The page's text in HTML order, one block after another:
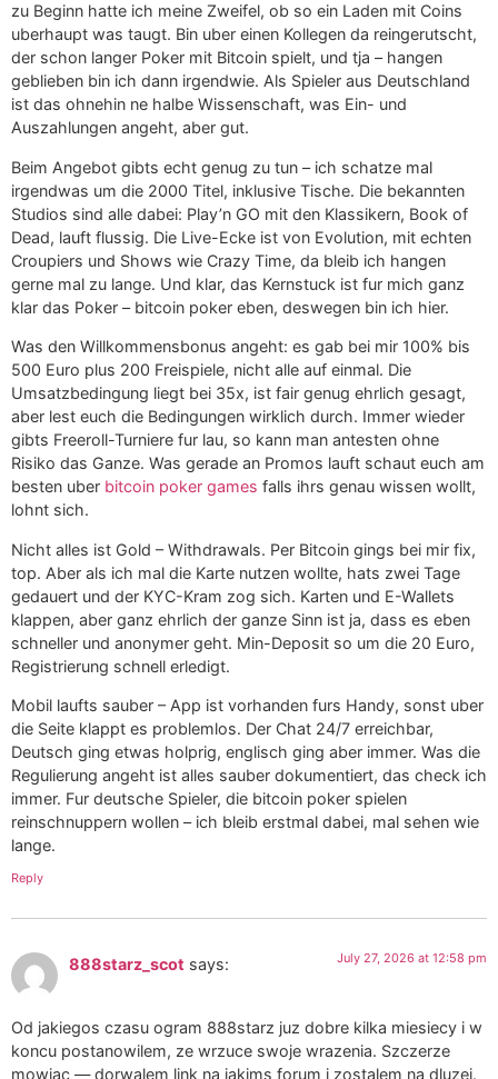
zu Beginn hatte ich meine Zweifel, ob so ein Laden mit Coins
uberhaupt was taugt. Bin uber einen Kollegen da reingerutscht,
der schon langer Poker mit Bitcoin spielt, und tja – hangen
geblieben bin ich dann irgendwie. Als Spieler aus Deutschland
ist das ohnehin ne halbe Wissenschaft, was Ein- und
Auszahlungen angeht, aber gut.
Beim Angebot gibts echt genug zu tun – ich schatze mal
irgendwas um die 2000 Titel, inklusive Tische. Die bekannten
Studios sind alle dabei: Play’n GO mit den Klassikern, Book of
Dead, lauft flussig. Die Live-Ecke ist von Evolution, mit echten
Croupiers und Shows wie Crazy Time, da bleib ich hangen
gerne mal zu lange. Und klar, das Kernstuck ist fur mich ganz
klar das Poker – bitcoin poker eben, deswegen bin ich hier.
Was den Willkommensbonus angeht: es gab bei mir 100% bis
500 Euro plus 200 Freispiele, nicht alle auf einmal. Die
Umsatzbedingung liegt bei 35x, ist fair genug ehrlich gesagt,
aber lest euch die Bedingungen wirklich durch. Immer wieder
gibts Freeroll-Turniere fur lau, so kann man antesten ohne
Risiko das Ganze. Was gerade an Promos lauft schaut euch am
besten uber bitcoin poker games falls ihrs genau wissen wollt,
lohnt sich.
Nicht alles ist Gold – Withdrawals. Per Bitcoin gings bei mir fix,
top. Aber als ich mal die Karte nutzen wollte, hats zwei Tage
gedauert und der KYC-Kram zog sich. Karten und E-Wallets
klappen, aber ganz ehrlich der ganze Sinn ist ja, dass es eben
schneller und anonymer geht. Min-Deposit so um die 20 Euro,
Registrierung schnell erledigt.
Mobil laufts sauber – App ist vorhanden furs Handy, sonst uber
die Seite klappt es problemlos. Der Chat 24/7 erreichbar,
Deutsch ging etwas holprig, englisch ging aber immer. Was die
Regulierung angeht ist alles sauber dokumentiert, das check ich
immer. Fur deutsche Spieler, die bitcoin poker spielen
reinschnuppern wollen – ich bleib erstmal dabei, mal sehen wie
lange.
Reply
888starz_scot says: July 27, 2026 at 12:58 pm
Od jakiegos czasu ogram 888starz juz dobre kilka miesiecy i w
koncu postanowilem, ze wrzuce swoje wrazenia. Szczerze
mowiac — dorwalem link na jakims forum i zostalem na dluzej.